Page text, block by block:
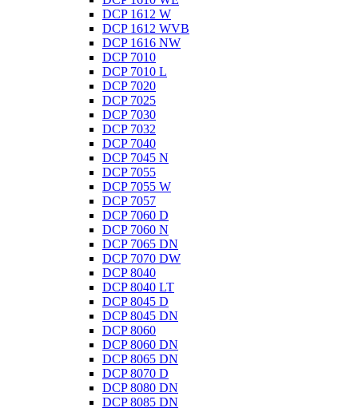
DCP 1612 W
DCP 1612 WVB
DCP 1616 NW
DCP 7010
DCP 7010 L
DCP 7020
DCP 7025
DCP 7030
DCP 7032
DCP 7040
DCP 7045 N
DCP 7055
DCP 7055 W
DCP 7057
DCP 7060 D
DCP 7060 N
DCP 7065 DN
DCP 7070 DW
DCP 8040
DCP 8040 LT
DCP 8045 D
DCP 8045 DN
DCP 8060
DCP 8060 DN
DCP 8065 DN
DCP 8070 D
DCP 8080 DN
DCP 8085 DN